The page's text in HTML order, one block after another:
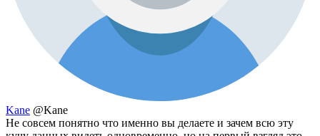
Kane @Kane
Не совсем понятно что именно вы делаете и зачем всю эту